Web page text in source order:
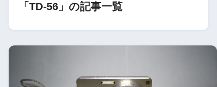
「TD-56」の記事一覧